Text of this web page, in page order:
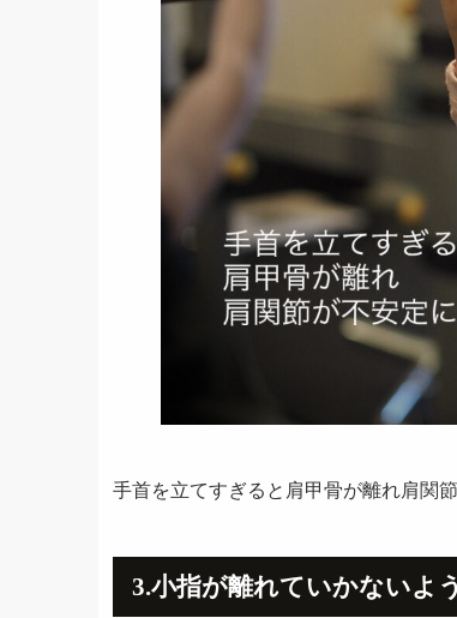
手首を立てすぎると肩甲骨が離れ肩関
3.小指が離れていかないよ